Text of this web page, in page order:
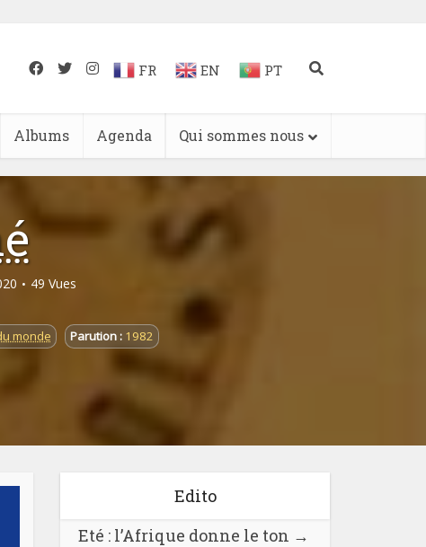
FR EN PT
Albums Agenda Qui sommes nous
49 Vues
monde Parution : 1982
Edito
Eté : l’Afrique donne le ton →